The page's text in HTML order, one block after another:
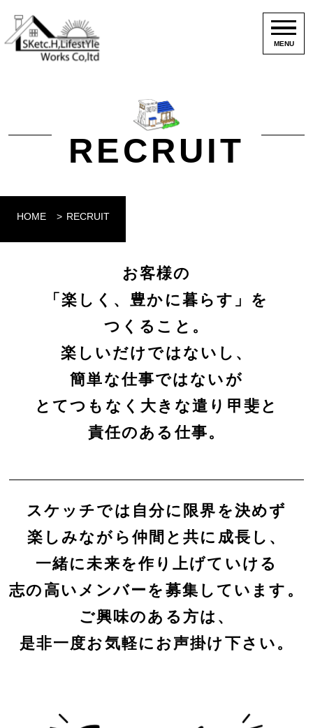
MENU
RECRUIT
HOME RECRUIT
お客様の
「楽しく、豊かに暮らす」を
つくること。
楽しいだけではないし、
簡単な仕事ではないが
とてつもなく大きな遣り甲斐と
責任のある仕事。
スケッチでは自分に限界を決めず
楽しみながら仲間と共に成長し、
一緒に未来を作り上げていける
志の高いメンバーを募集しています。
ご興味のある方は、
是非一度お気軽にお声掛け下さい。